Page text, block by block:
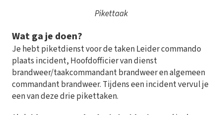
Pikettaak
Wat ga je doen?
Je hebt piketdienst voor de taken Leider commando
plaats incident, Hoofdofficier van dienst
brandweer/taakcommandant brandweer en algemeen
commandant brandweer. Tijdens een incident vervul je
een van deze drie pikettaken.